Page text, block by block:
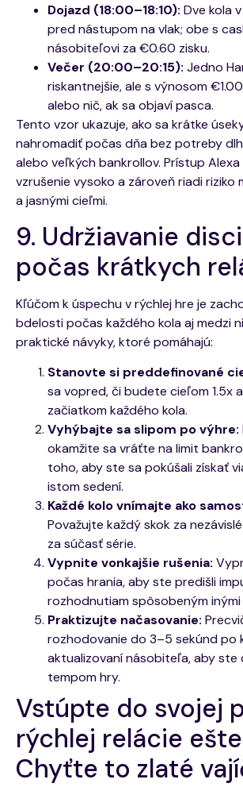
Dojazd (18:00–18:10): Dve kola
pred nástupom na vlak; obe s
násobiteľovi za €0.60 zisku.
Večer (20:00–20:15): Jedno
riskantnejšie, ale s výnosom
alebo nič, ak sa objaví pasca.
Tento vzor ukazuje, ako sa krátke
nahromadiť počas dňa bez potreby
alebo veľkých bankrollov. Prístup Alexa
vzrušenie vysoko a zároveň riadi riziko
a jasnými cieľmi.
9. Udržiavanie
počas krátkych
Kľúčom k úspechu v rýchlej hre je
bdelosti počas každého kola aj medzi
praktické návyky, ktoré pomáhajú:
Stanovte si preddefinované
sa vopred, či budete cieľom 1.5x
začiatkom každého kola.
Vyhýbajte sa slipom po výhre:
okamžite sa vráťte na limit
toho, aby ste sa pokúšali získať
istom sedení.
Každé kolo vnímajte ako
Považujte každý skok za
za súčasť série.
Vypnite vonkajšie rušenia:
počas hrania, aby ste predišli
rozhodnutiam spôsobeným inými
Praktizujte načasovanie:
rozhodovanie do 3–5 sekúnd po
aktualizovaní násobiteľa, aby ste
tempom hry.
Vstúpte do svojej
rýchlej relácie
Chyťte to zlaté